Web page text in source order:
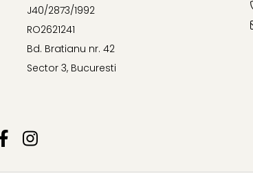
J40/2873/1992
RO2621241
Bd. Bratianu nr. 42
Sector 3, Bucuresti